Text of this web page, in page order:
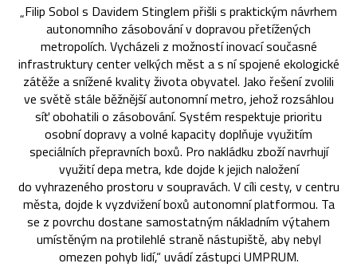
„Filip Sobol s Davidem Stinglem přišli s praktickým návrhem
autonomního zásobování v dopravou přetížených
metropolích. Vycházeli z možností inovací současné
infrastruktury center velkých měst a s ní spojené ekologické
zátěže a snížené kvality života obyvatel. Jako řešení zvolili
ve světě stále běžnější autonomní metro, jehož rozsáhlou
síť obohatili o zásobování. Systém respektuje prioritu
osobní dopravy a volné kapacity doplňuje využitím
speciálních přepravních boxů. Pro nakládku zboží navrhují
využití depa metra, kde dojde k jejich naložení
do vyhrazeného prostoru v soupravách. V cíli cesty, v centru
města, dojde k vyzdvižení boxů autonomní platformou. Ta
se z povrchu dostane samostatným nákladním výtahem
umístěným na protilehlé straně nástupiště, aby nebyl
omezen pohyb lidí,“ uvádí zástupci UMPRUM.